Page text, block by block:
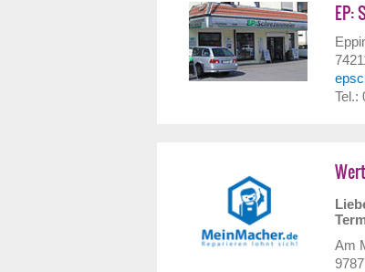
EP:
Tel.:
Am